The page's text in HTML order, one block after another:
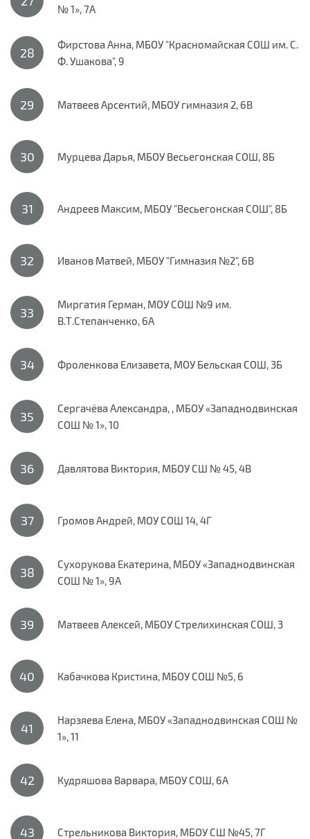
№ 1», 7А
Фирстова Анна, МБОУ "Красномайская СОШ им. С.
Ф. Ушакова", 9
Матвеев Арсентий, МБОУ гимназия 2, 6В
Мурцева Дарья, МБОУ Весьегонская СОШ, 8Б
Андреев Максим, МБОУ "Весьегонская СОШ", 8Б
Иванов Матвей, МБОУ "Гимназия №2", 6В
Миргатия Герман, МОУ СОШ №9 им.
В.Т.Степанченко, 6А
Фроленкова Елизавета, МОУ Бельская СОШ, 3Б
Сергачёва Александра, , МБОУ «Западнодвинская
СОШ № 1», 10
Давлятова Виктория, МБОУ СШ № 45, 4В
Громов Андрей, МОУ СОШ 14, 4Г
Сухорукова Екатерина, МБОУ «Западнодвинская
СОШ № 1», 9А
Матвеев Алексей, МБОУ Стрелихинская СОШ, 3
Кабачкова Кристина, МБОУ СОШ №5, 6
Нарзяева Елена, МБОУ «Западнодвинская СОШ №
1», 11
Кудряшова Варвара, МБОУ СОШ, 6А
Стрельникова Виктория, МБОУ СШ №45, 7Г